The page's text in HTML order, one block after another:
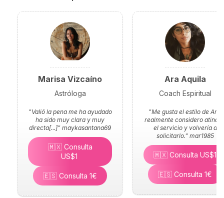
Marisa Vizcaíno
Astróloga
"Valió la pena me ha ayudado
ha sido muy clara y muy
directa[...]" maykasantana69
🇲🇽 Consulta
US$1
🇪🇸 Consulta 1€
Ara Aquila
Coach Espiritual
"Me gusta el estilo de Ara,
realmente considero
el servicio y volvería a
solicitarlo." mar1985
🇲🇽 Consulta US$1
🇪🇸 Consulta 1€